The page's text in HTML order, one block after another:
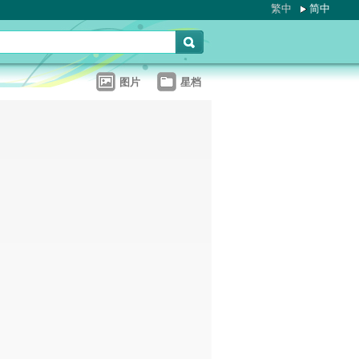
繁中 简中
图片 星档